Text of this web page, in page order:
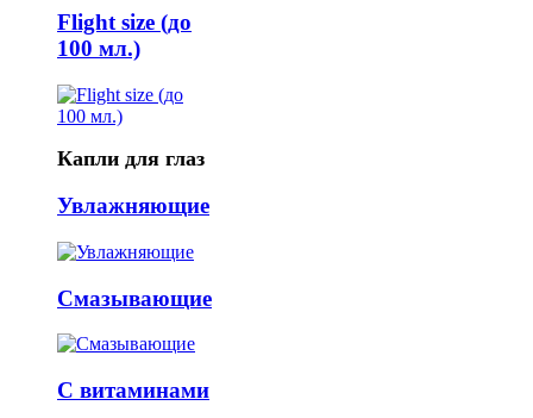
Flight size (до
100 мл.)
Капли для глаз
Увлажняющие
Смазывающие
С витаминами